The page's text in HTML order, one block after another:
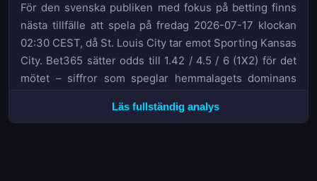
För den svenska publiken med fokus på betting finns
nästa tillfälle att spela på fredag 2026-07-17 klockan
02:30 CEST, då St. Louis City tar emot Sporting Kansas
City. Bet365 sätter odds till 1.42 / 4.5 / 6 (1X2) för det
mötet – siffror som speglar hemmalagets dominans
Läs fullständig analys